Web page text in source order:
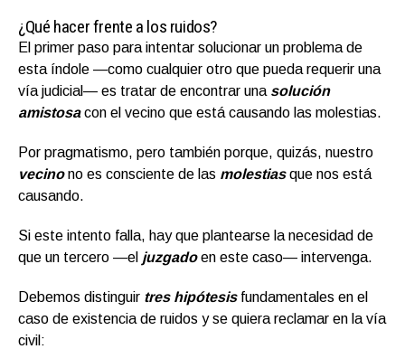
¿Qué hacer frente a los ruidos?
El primer paso para intentar solucionar un problema de
esta índole —como cualquier otro que pueda requerir una
vía judicial— es tratar de encontrar una solución
amistosacon el vecino que está causando las molestias.
Por pragmatismo, pero también porque, quizás, nuestro
vecino no es consciente de las molestiasque nos está
causando.
Si este intento falla, hay que plantearse la necesidad de
que un tercero —el juzgadoen este caso— intervenga.
Debemos distinguir tres hipótesisfundamentales en el
caso de existencia de ruidos y se quiera reclamar en la vía
civil: